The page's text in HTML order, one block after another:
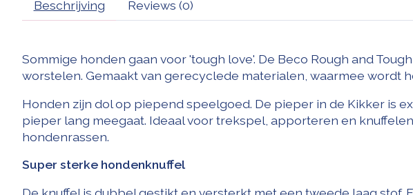
Beschrijving Reviews (0)
Sommige honden gaan voor 'tough love'. De Beco Rough and
worstelen. Gemaakt van gerecyclede materialen, waarmee wordt
Honden zijn dol op piepend speelgoed. De pieper in de Kikker is
pieper lang meegaat. Ideaal voor trekspel, apporteren en
hondenrassen.
Super sterke hondenknuffel